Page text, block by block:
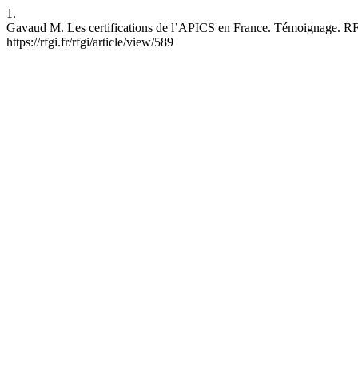
1.
Gavaud M. Les certifications de l’APICS en France. Témoignage.
https://rfgi.fr/rfgi/article/view/589